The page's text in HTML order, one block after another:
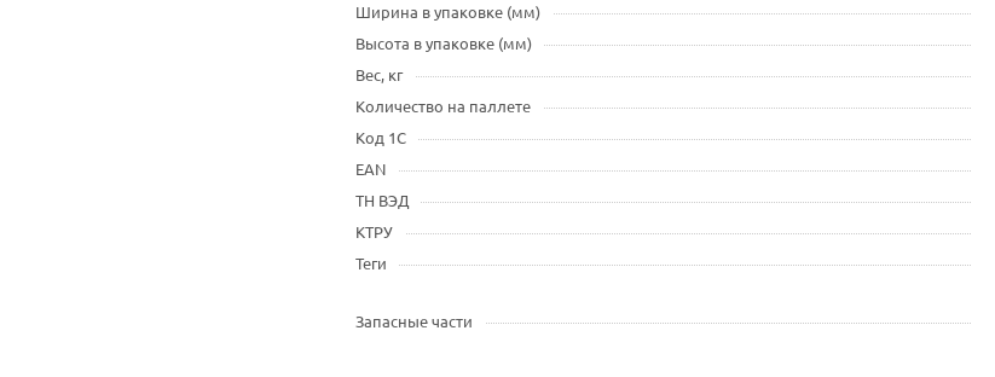
Ширина в упаковке (мм)
Высота в упаковке (мм)
Вес, кг
Количество на паллете
Код 1С
EAN
ТН ВЭД
КТРУ
Теги
Запасные части